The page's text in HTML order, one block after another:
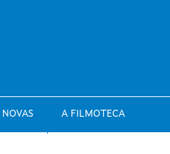
NOVAS A FILMOTECA